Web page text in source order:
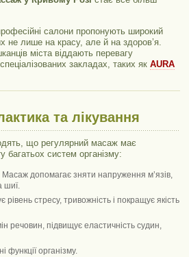
салони пропонують широкий
не лише на красу, але й на здоров’я.
міста віддають перевагу
закладах, таких як AURA
та лікування
що регулярний масаж має
багатьох систем організму:
Масаж допомагає зняти напруження м’язів,
шиї.
рівень стресу, тривожність і покращує якість
речовин, підвищує еластичність судин,
функції організму.